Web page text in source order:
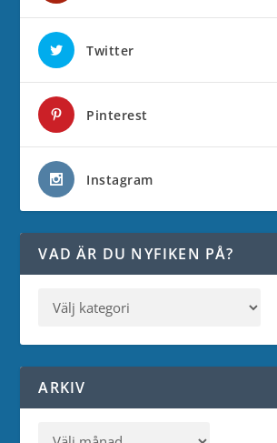
Twitter
Pinterest
Instagram
VAD ÄR DU NYFIKEN PÅ?
ARKIV